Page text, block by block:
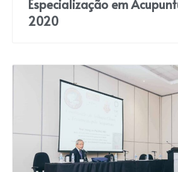
Especialização em
2020